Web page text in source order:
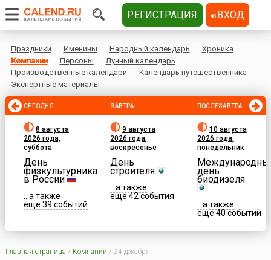
Праздники Именины Народный календарь
Хроника
Компании
Персоны
Лунный календарь
Производственные календари
Календарь путешественника
Экспертные материалы
СЕГОДНЯ
8 августа
2026 года,
суббота
День
физкультурника
в России
...а также
еще 39 событий
ЗАВТРА
9 августа
2026 года,
воскресенье
День
строителя
...а также
еще 42 события
ПОСЛЕЗАВТРА
10 августа
2026 года,
понедельник
день
биодизеля
...а также
еще 40 событий
Главная страница / Компании / 24 декабря
РЕГИСТРАЦИЯ ВХОД